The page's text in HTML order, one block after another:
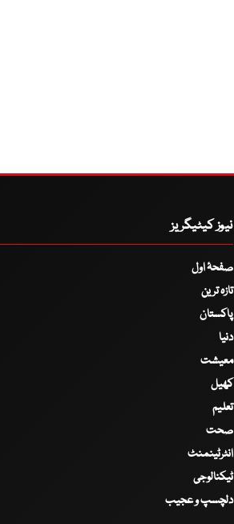
نیوز کیٹیگریز
صفحۂ اول
تازہ ترین
پاکستان
دنیا
معیشت
کھیل
تعلیم
صحت
انٹرٹینمنٹ
ٹیکنالوجی
دلچسپ و عجیب